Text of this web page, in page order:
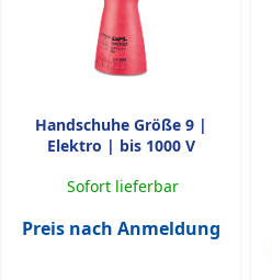
Handschuhe Größe 9 |
Elektro | bis 1000 V
Sofort lieferbar
Preis nach Anmeldung